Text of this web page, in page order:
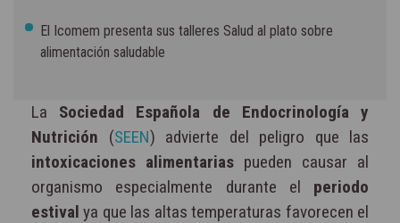
El Icomem presenta sus talleres Salud al plato sobre
alimentación saludable
La Sociedad Española de Endocrinología y
Nutrición (SEEN) advierte del peligro que las
intoxicaciones alimentarias pueden causar al
organismo especialmente durante el periodo
estivalya que las altas temperaturas favorecen el